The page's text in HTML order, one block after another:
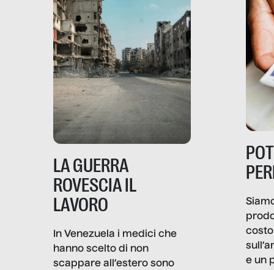
LA GUERRA
ROVESCIA IL
LAVORO
In Venezuela i medici che
hanno scelto di non
scappare all’estero sono
e un